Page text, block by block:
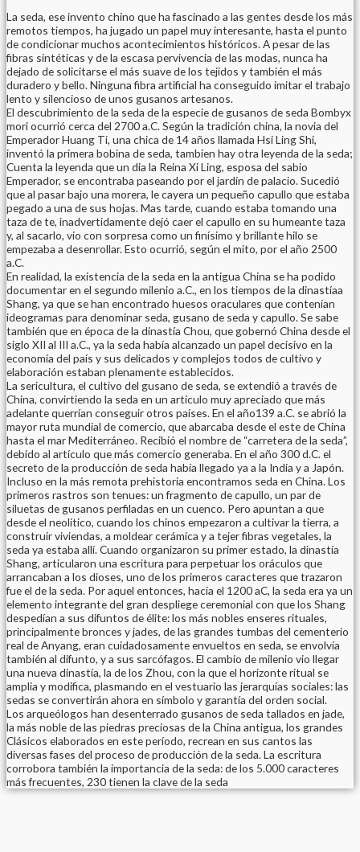
La seda, ese invento chino que ha fascinado a las gentes desde los más
remotos tiempos, ha jugado un papel muy interesante, hasta el punto
de condicionar muchos acontecimientos históricos. A pesar de las
fibras sintéticas y de la escasa pervivencia de las modas, nunca ha
dejado de solicitarse el más suave de los tejidos y también el más
duradero y bello. Ninguna fibra artificial ha conseguido imitar el trabajo
lento y silencioso de unos gusanos artesanos.
El descubrimiento de la seda de la especie de gusanos de seda Bombyx
mori ocurrió cerca del 2700 a.C. Según la tradición china, la novia del
Emperador Huang Ti, una chica de 14 años llamada Hsi Ling Shi,
inventó la primera bobina de seda, tambien hay otra leyenda de la seda;
Cuenta la leyenda que un dia la Reina Xi Ling, esposa del sabio
Emperador, se encontraba paseando por el jardín de palacio. Sucedió
que al pasar bajo una morera, le cayera un pequeño capullo que estaba
pegado a una de sus hojas. Mas tarde, cuando estaba tomando una
taza de te, inadvertidamente dejó caer el capullo en su humeante taza
y, al sacarlo, vio con sorpresa como un finísimo y brillante hilo se
empezaba a desenrollar. Esto ocurrió, según el mito, por el año 2500
a.C.
En realidad, la existencia de la seda en la antigua China se ha podido
documentar en el segundo milenio a.C., en los tiempos de la dinastíaa
Shang, ya que se han encontrado huesos oraculares que contenían
ideogramas para denominar seda, gusano de seda y capullo. Se sabe
también que en época de la dinastía Chou, que gobernó China desde el
siglo XII al III a.C., ya la seda había alcanzado un papel decisivo en la
economía del país y sus delicados y complejos todos de cultivo y
elaboración estaban plenamente establecidos.
La sericultura, el cultivo del gusano de seda, se extendió a través de
China, convirtiendo la seda en un artículo muy apreciado que más
adelante querrían conseguir otros países. En el año139 a.C. se abrió la
mayor ruta mundial de comercio, que abarcaba desde el este de China
hasta el mar Mediterráneo. Recibió el nombre de “carretera de la seda”,
debido al artículo que más comercio generaba. En el año 300 d.C. el
secreto de la producción de seda había llegado ya a la India y a Japón.
Incluso en la más remota prehistoria encontramos seda en China. Los
primeros rastros son tenues: un fragmento de capullo, un par de
siluetas de gusanos perfiladas en un cuenco. Pero apuntan a que
desde el neolítico, cuando los chinos empezaron a cultivar la tierra, a
construir viviendas, a moldear cerámica y a tejer fibras vegetales, la
seda ya estaba allí. Cuando organizaron su primer estado, la dinastía
Shang, articularon una escritura para perpetuar los oráculos que
arrancaban a los dioses, uno de los primeros caracteres que trazaron
fue el de la seda. Por aquel entonces, hacia el 1200 aC, la seda era ya un
elemento integrante del gran despliege ceremonial con que los Shang
despedían a sus difuntos de élite: los más nobles enseres rituales,
principalmente bronces y jades, de las grandes tumbas del cementerio
real de Anyang, eran cuidadosamente envueltos en seda, se envolvía
también al difunto, y a sus sarcófagos. El cambio de milenio vio llegar
una nueva dinastía, la de los Zhou, con la que el horizonte ritual se
amplia y modifica, plasmando en el vestuario las jerarquías sociales: las
sedas se convertirán ahora en símbolo y garantía del orden social.
Los arqueólogos han desenterrado gusanos de seda tallados en jade,
la más noble de las piedras preciosas de la China antigua, los grandes
Clásicos elaborados en este período, recrean en sus cantos las
diversas fases del proceso de producción de la seda. La escritura
corrobora también la importancia de la seda: de los 5.000 caracteres
más frecuentes, 230 tienen la clave de la seda